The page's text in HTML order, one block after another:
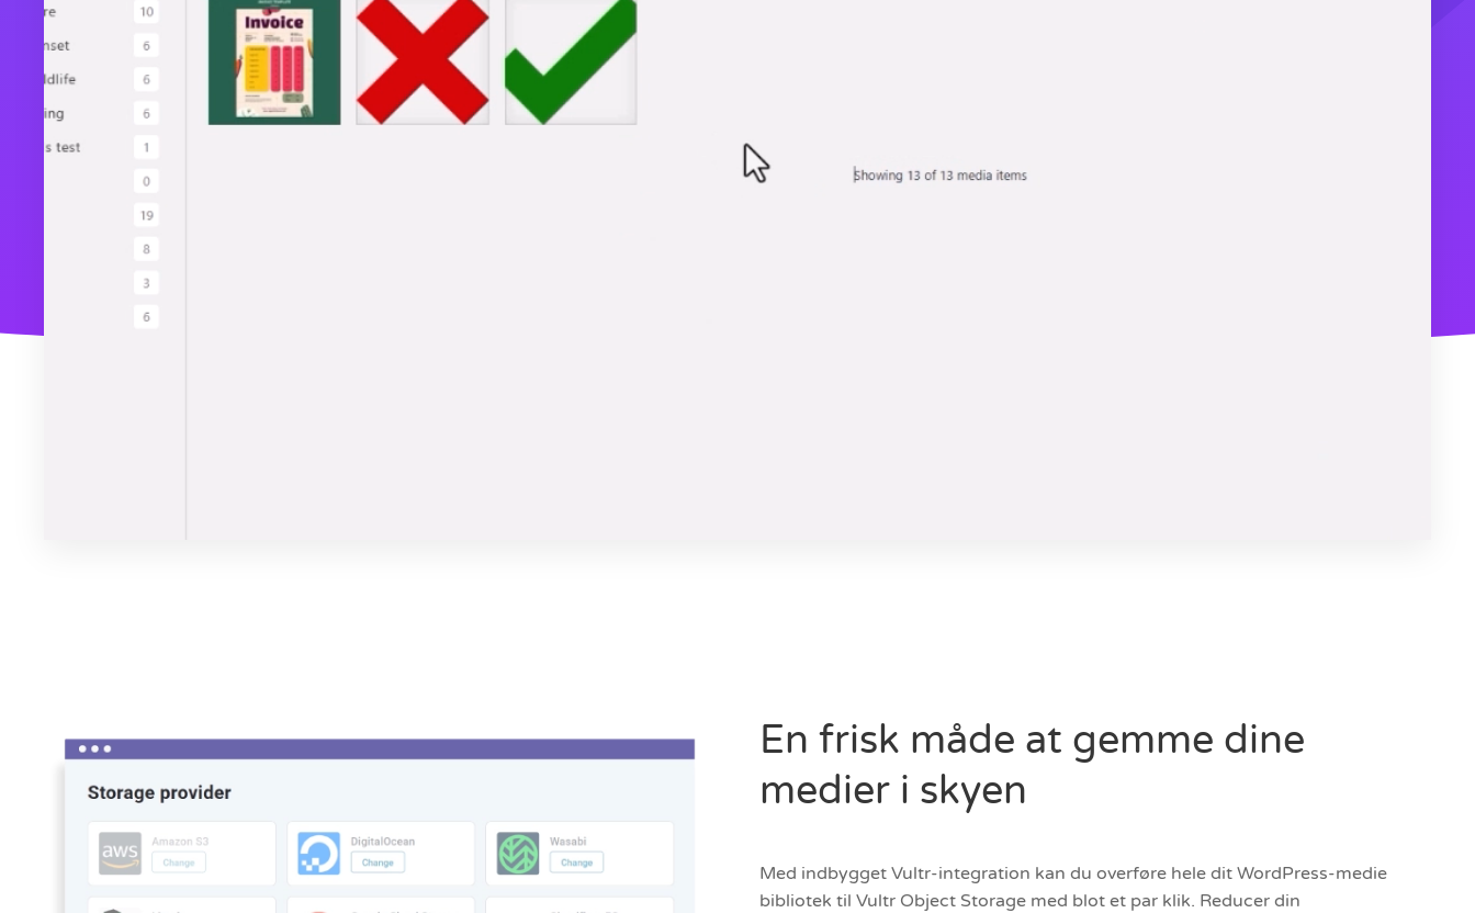
En frisk måde at gemme dine
medier i skyen
Med indbygget Vultr-integration kan du overføre hele dit WordPress-medie
bibliotek til Vultr Object Storage med blot et par klik. Reducer din